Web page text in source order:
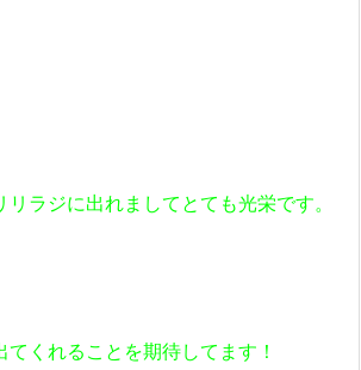
ラジに出れましてとても光栄です。
くれることを期待してます！